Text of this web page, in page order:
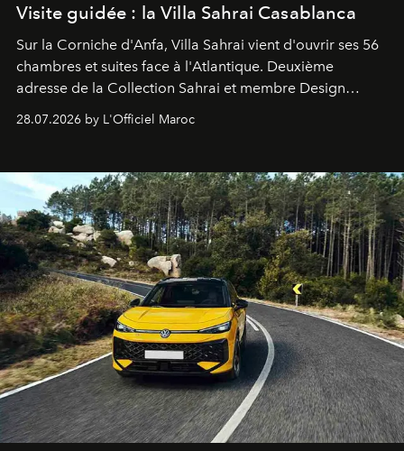
Visite guidée : la Villa Sahrai Casablanca
Sur la Corniche d'Anfa, Villa Sahrai vient d'ouvrir ses 56
chambres et suites face à l'Atlantique. Deuxième
adresse de la Collection Sahrai et membre Design
Pillet promet un lieu de vie complet. On y a déjeuné…
28.07.2026 by L'Officiel Maroc